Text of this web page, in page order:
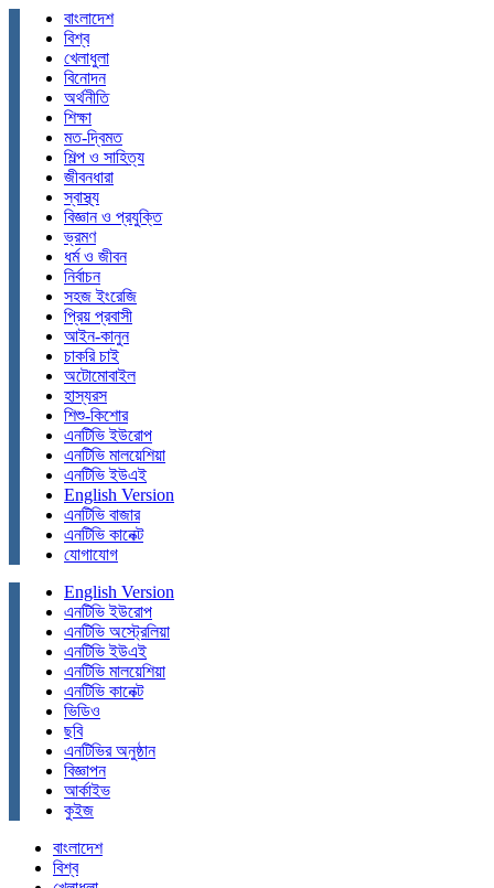
বাংলাদেশ
বিশ্ব
খেলাধুলা
বিনোদন
অর্থনীতি
শিক্ষা
মত-দ্বিমত
শিল্প ও সাহিত্য
জীবনধারা
স্বাস্থ্য
বিজ্ঞান ও প্রযুক্তি
ভ্রমণ
ধর্ম ও জীবন
নির্বাচন
সহজ ইংরেজি
প্রিয় প্রবাসী
আইন-কানুন
চাকরি চাই
অটোমোবাইল
হাস্যরস
শিশু-কিশোর
এনটিভি ইউরোপ
এনটিভি মালয়েশিয়া
এনটিভি ইউএই
English Version
এনটিভি বাজার
এনটিভি কানেক্ট
যোগাযোগ
English Version
এনটিভি ইউরোপ
এনটিভি অস্ট্রেলিয়া
এনটিভি ইউএই
এনটিভি মালয়েশিয়া
এনটিভি কানেক্ট
ভিডিও
ছবি
এনটিভির অনুষ্ঠান
বিজ্ঞাপন
আর্কাইভ
কুইজ
বাংলাদেশ
বিশ্ব